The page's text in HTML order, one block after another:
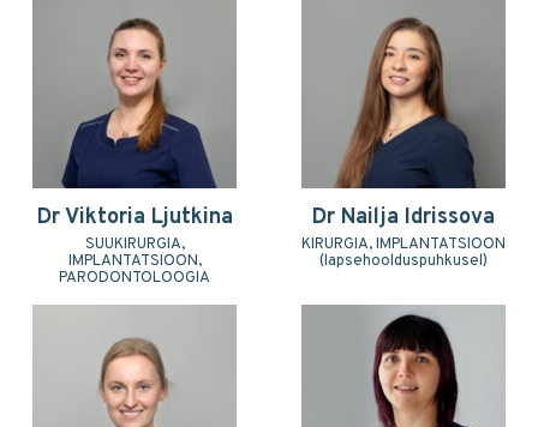
Dr Viktoria Ljutkina
SUUKIRURGIA,
IMPLANTATSIOON,
PARODONTOLOOGIA
Dr Nailja Idrissova
KIRURGIA, IMPLANTATSIOON
(lapsehoolduspuhkusel)